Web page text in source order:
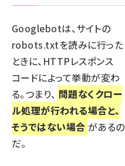
Googlebotは、サイトの
robots.txtを読みに行った
ときに、HTTPレスポンス
コードによって挙動が変わ
る。つまり、 問題なくクロー
ル処理が行われる場合と、
そうではない場合 があるの
だ。